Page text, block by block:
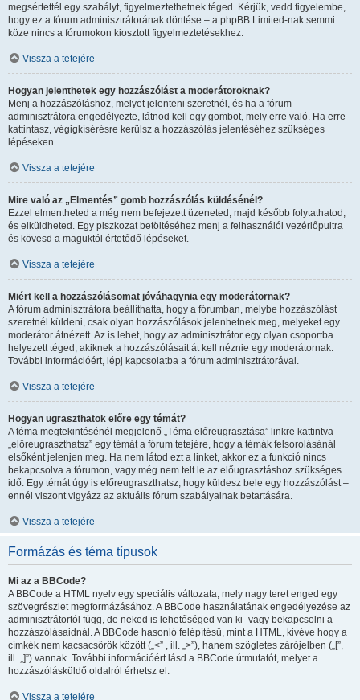
megsértettél egy szabályt, figyelmeztethetnek téged. Kérjük, vedd figyelembe,
hogy ez a fórum adminisztrátorának döntése – a phpBB Limited-nak semmi
köze nincs a fórumokon kiosztott figyelmeztetésekhez.
Vissza a tetejére
Hogyan jelenthetek egy hozzászólást a moderátoroknak?
Menj a hozzászóláshoz, melyet jelenteni szeretnél, és ha a fórum
adminisztrátora engedélyezte, látnod kell egy gombot, mely erre való. Ha erre
kattintasz, végigkísérésre kerülsz a hozzászólás jelentéséhez szükséges
lépéseken.
Vissza a tetejére
Mire való az „Elmentés” gomb hozzászólás küldésénél?
Ezzel elmentheted a még nem befejezett üzeneted, majd később folytathatod,
és elküldheted. Egy piszkozat betöltéséhez menj a felhasználói vezérlőpultra
és kövesd a maguktól értetődő lépéseket.
Vissza a tetejére
Miért kell a hozzászólásomat jóváhagynia egy moderátornak?
A fórum adminisztrátora beállíthatta, hogy a fórumban, melybe hozzászólást
szeretnél küldeni, csak olyan hozzászólások jelenhetnek meg, melyeket egy
moderátor átnézett. Az is lehet, hogy az adminisztrátor egy olyan csoportba
helyezett téged, akiknek a hozzászólásait át kell néznie egy moderátornak.
További információért, lépj kapcsolatba a fórum adminisztrátorával.
Vissza a tetejére
Hogyan ugraszthatok előre egy témát?
A téma megtekintésénél megjelenő „Téma előreugrasztása” linkre kattintva
„előreugraszthatsz” egy témát a fórum tetejére, hogy a témák felsorolásánál
elsőként jelenjen meg. Ha nem látod ezt a linket, akkor ez a funkció nincs
bekapcsolva a fórumon, vagy még nem telt le az előugrasztáshoz szükséges
idő. Egy témát úgy is előreugraszthatsz, hogy küldesz bele egy hozzászólást –
ennél viszont vigyázz az aktuális fórum szabályainak betartására.
Vissza a tetejére
Formázás és téma típusok
Mi az a BBCode?
A BBCode a HTML nyelv egy speciális változata, mely nagy teret enged egy
szövegrészlet megformázásához. A BBCode használatának engedélyezése az
adminisztrátortól függ, de neked is lehetőséged van ki- vagy bekapcsolni a
hozzászólásaidnál. A BBCode hasonló felépítésű, mint a HTML, kivéve hogy a
címkék nem kacsacsőrök között („<” , ill. „>”), hanem szögletes zárójelben („[”,
ill. „]”) vannak. További információért lásd a BBCode útmutatót, melyet a
hozzászólásküldő oldalról érhetsz el.
Vissza a tetejére